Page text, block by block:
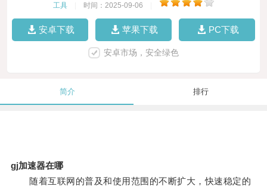
工具 时间：2025-09-06
安卓下载 苹果下载 PC下载
安卓市场，安全绿色
简介 排行
gj加速器在哪
随着互联网的普及和使用范围的不断扩大，快速稳定的